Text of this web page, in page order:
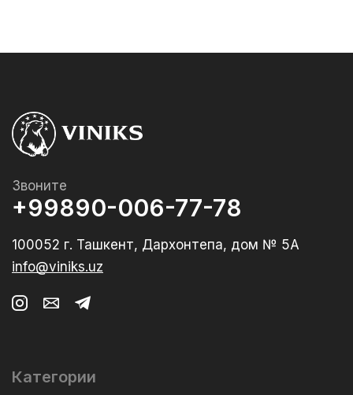
Звоните
+99890-006-77-78
100052 г. Ташкент, Дархонтепа, дом № 5А
info@viniks.uz
Категории